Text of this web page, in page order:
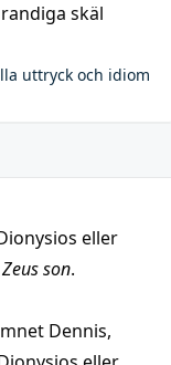
skäl
uttryck och idiom
eller
Zeus son.
Dennis,